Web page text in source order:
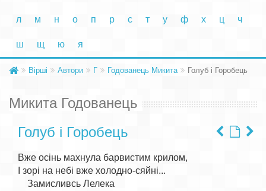
л м н о п р с т у ф х ц ч
ш щ ю я
Вірші Автори Г Годованець Микита Голуб і Горобець
Микита Годованець
Голуб і Горобець
Вже осінь махнула барвистим крилом,
І зорі на небі вже холодно-сяйні...
    Замисливсь Лелека